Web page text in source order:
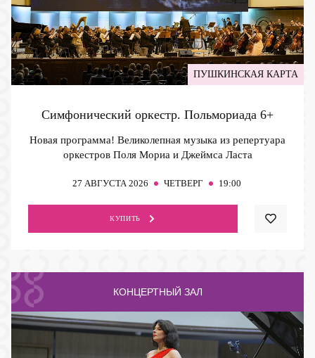
ПУШКИНСКАЯ КАРТА
Симфонический оркестр. Польмориада 6+
Новая программа! Великолепная музыка из репертуара
оркестров Поля Мориа и Джеймса Ласта
27 АВГУСТА 2026 ЧЕТВЕРГ 19:00
КУПИТЬ
КОНЦЕРТНЫЙ ЗАЛ